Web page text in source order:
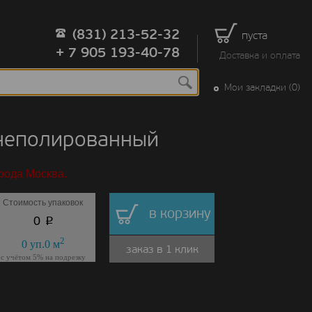
пуста
Доставка и оплата
(831) 213-52-32
+ 7 905 193-40-78
Мои закладки (0)
Москва.
Стоимость упаковок
0 p
0уп.0м2
с учётом 5% на подрезку
в корзину
заказ в 1 клик